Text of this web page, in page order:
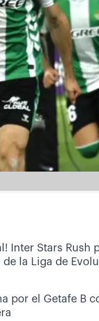
Inter Stars Rush
la Liga de
por el Getafe B